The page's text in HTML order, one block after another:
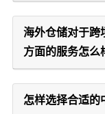
海外仓储对于跨
方面的服务怎么
怎样选择合适的